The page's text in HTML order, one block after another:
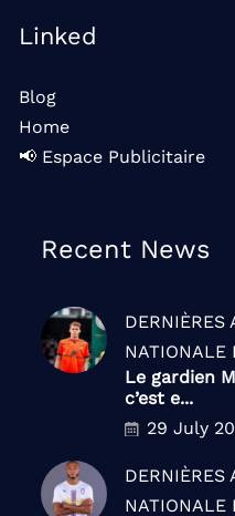
Linked
Blog
Home
📢 Espace Publicitaire
Recent News
DERNIÈRES
NATIONALE
Le gardien
c’est e...
29 July
DERNIÈRES
NATIONALE